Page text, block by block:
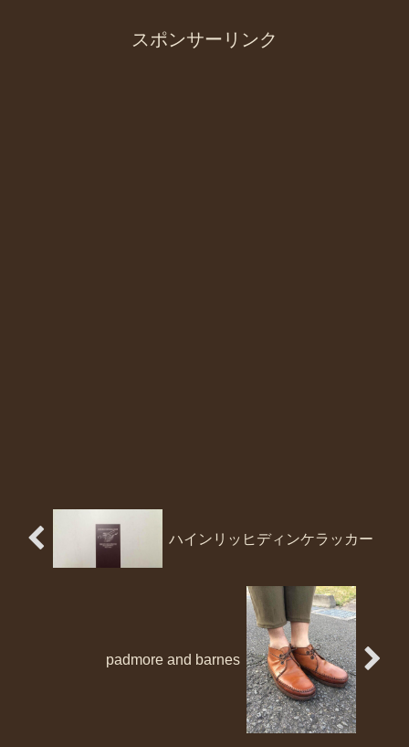
スポンサーリンク
ハインリッヒディンケラッカー
padmore and barnes